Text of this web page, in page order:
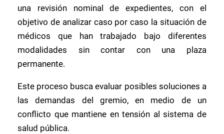
una revisión nominal de expedientes, con el
objetivo de analizar caso por caso la situación de
médicos que han trabajado bajo diferentes
modalidades sin contar con una plaza
permanente.
Este proceso busca evaluar posibles soluciones a
las demandas del gremio, en medio de un
conflicto que mantiene en tensión al sistema de
salud pública.